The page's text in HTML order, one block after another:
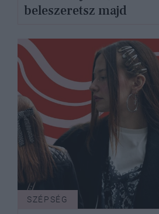
beleszeretsz majd
SZÉPSÉG